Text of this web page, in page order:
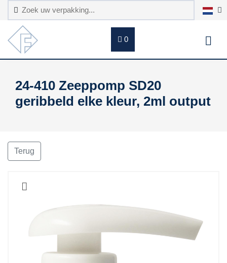
0
24-410 Zeeppomp SD20
geribbeld elke kleur, 2ml output
Terug